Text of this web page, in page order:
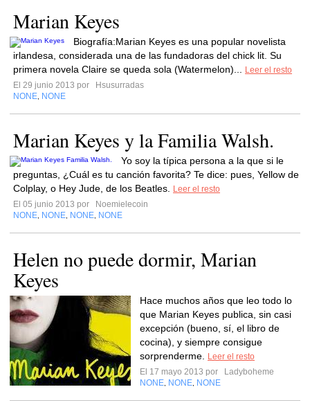
Marian Keyes
Biografía:Marian Keyes es una popular novelista
irlandesa, considerada una de las fundadoras del chick lit. Su
primera novela Claire se queda sola (Watermelon)...
Leer el resto
El 29 junio 2013 por
Hsusurradas
NONE NONE
Marian Keyes y la Familia Walsh.
Yo soy la típica persona a la que si le
preguntas, ¿Cuál es tu canción favorita? Te dice: pues, Yellow de
Colplay, o Hey Jude, de los Beatles.
Leer el resto
El 05 junio 2013 por
Noemielecoin
NONE NONE NONE NONE
Helen no puede dormir, Marian
Keyes
Hace muchos años que leo todo lo
que Marian Keyes publica, sin casi
excepción (bueno, sí, el libro de
cocina), y siempre consigue
sorprenderme.
Leer el resto
El 17 mayo 2013 por
Ladyboheme
NONE NONE NONE